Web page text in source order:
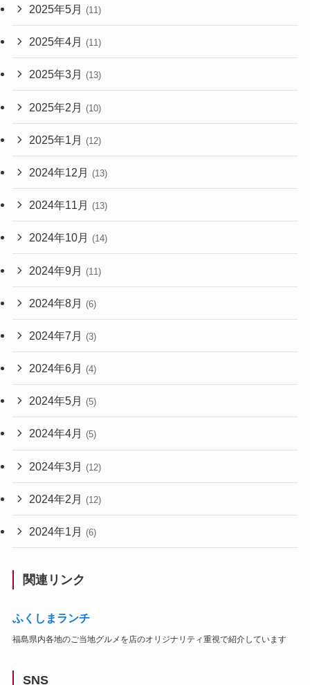
2025年5月 (11)
2025年4月 (11)
2025年3月 (13)
2025年2月 (10)
2025年1月 (12)
2024年12月 (13)
2024年11月 (13)
2024年10月 (14)
2024年9月 (11)
2024年8月 (6)
2024年7月 (3)
2024年6月 (4)
2024年5月 (5)
2024年4月 (5)
2024年3月 (12)
2024年2月 (12)
2024年1月 (6)
関連リンク
ふくしまランチ
福島県内各地のご当地グルメを店のオリジナリティ重視で紹介しています
SNS